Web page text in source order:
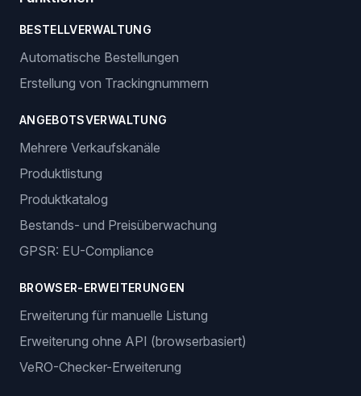
BESTELLVERWALTUNG
Automatische Bestellungen
Erstellung von Trackingnummern
ANGEBOTSVERWALTUNG
Mehrere Verkaufskanäle
Produktlistung
Produktkatalog
Bestands- und Preisüberwachung
GPSR: EU-Compliance
BROWSER-ERWEITERUNGEN
Erweiterung für manuelle Listung
Erweiterung ohne API (browserbasiert)
VeRO-Checker-Erweiterung